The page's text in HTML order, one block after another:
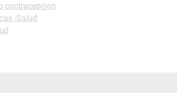
contracepción
-Salud